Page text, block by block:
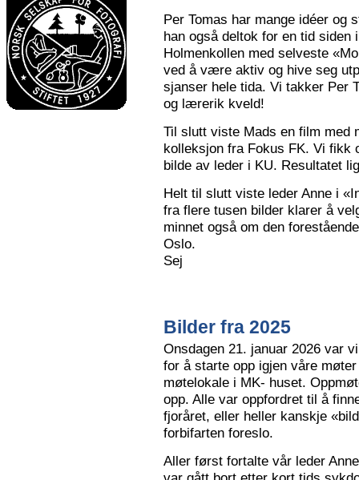
Per Tomas har mange idéer og
han også deltok for en tid siden
Holmenkollen med selveste
ved å være aktiv og hive seg
sjanser hele tida. Vi takker Per
og lærerik kveld!
Til slutt viste Mads en film med
kolleksjon fra Fokus FK. Vi fikk
bilde av leder i KU. Resultatet
Helt til slutt viste leder Anne i
fra flere tusen bilder klarer å
minnet også om den
Oslo.
Sej
Bilder fra 2025
Onsdagen 21. januar 2026 var
for å starte opp igjen våre
møtelokale i MK- huset.
opp. Alle var oppfordret til å
fjoråret, eller heller kanskje
forbifarten foreslo.
Aller først fortalte vår leder